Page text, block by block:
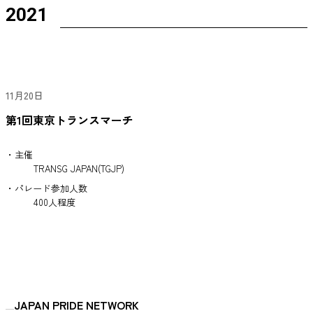
2021
11月20日
第1回東京トランスマーチ
・主催
TRANSG JAPAN(TGJP)
・パレード参加人数
400人程度
JAPAN PRIDE NETWORK